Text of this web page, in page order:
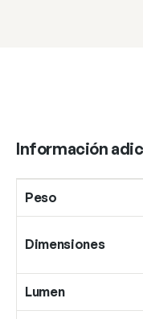
Información
Peso
Dimensiones
Lumen